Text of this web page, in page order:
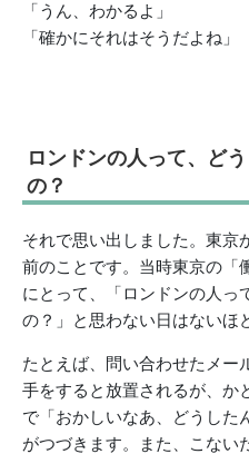
「うん、わかるよ」
「確かにそれはそうだよね」
ロンドンの人って、ど
の？
それで思い出しました。東京
前のことです。当時東京の「
にとって、「ロンドンの人っ
の？」と思わない日はないほ
たとえば、問い合わせたメー
手をすると放置されるが、か
で「おかしいなあ、どうした
がつづきます。また、こない